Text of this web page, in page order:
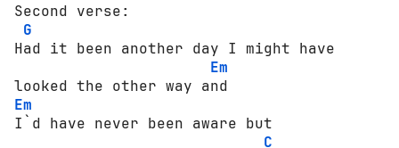
Second verse:
G
Had it been another day I might have
Em
Em
I`d have never been aware but
C